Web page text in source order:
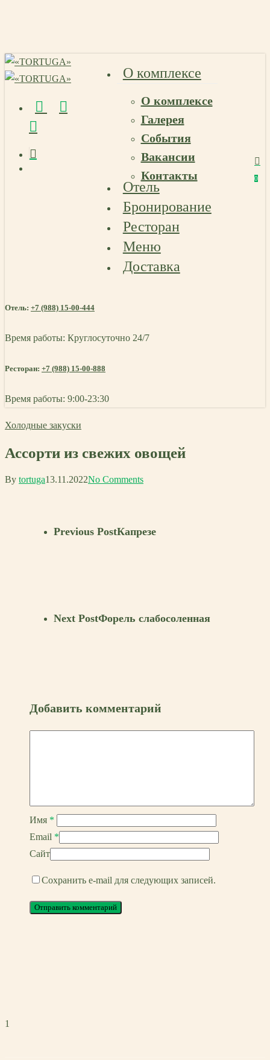
content
vk telegram
0
О комплексе
О комплексе
Галерея
События
Вакансии
Контакты
Отель
Бронирование
Ресторан
Меню
Доставка
Отель: +7 (988) 15-00-444
Время работы: Круглосуточно 24/7
Ресторан: +7 (988) 15-00-888
Время работы: 9:00-23:30
Холодные закуски
Ассорти из свежих овощей
By tortuga13.11.2022No Comments
Previous PostКапрезе
Next PostФорель слабосоленная
Добавить комментарий
Имя *
Email *
Сайт
Сохранить e-mail для следующих записей.
1